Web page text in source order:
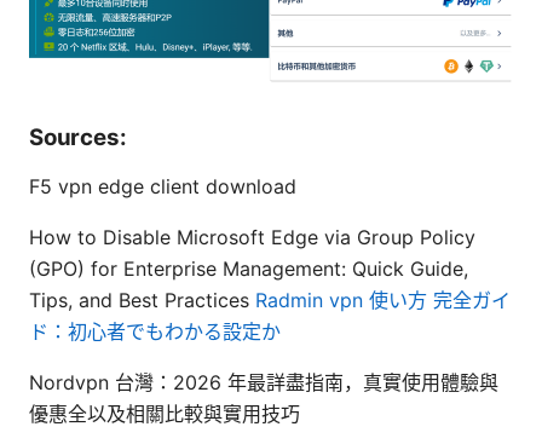
Sources:
F5 vpn edge client download
How to Disable Microsoft Edge via Group Policy
(GPO) for Enterprise Management: Quick Guide,
Tips, and Best Practices Radmin vpn 使い方 完全ガイ
ド：初心者でもわかる設定か
Nordvpn 台灣：2026 年最詳盡指南，真實使用體驗與
優惠全以及相關比較與實用技巧